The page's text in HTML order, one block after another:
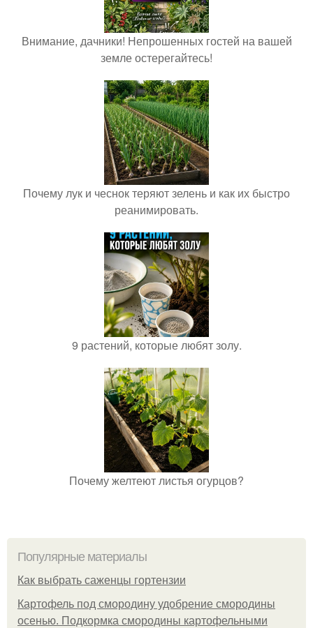
Внимание, дачники! Непрошенных гостей на вашей
земле остерегайтесь!
Почему лук и чеснок теряют зелень и как их быстро
реанимировать.
9 растений, которые любят золу.
Почему желтеют листья огурцов?
Популярные материалы
Как выбрать саженцы гортензии
Картофель под смородину удобрение смородины
осенью. Подкормка смородины картофельными